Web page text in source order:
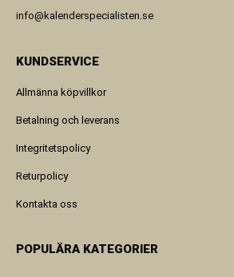
info@kalenderspecialisten.se
KUNDSERVICE
Allmänna köpvillkor
Betalning och leverans
Integritetspolicy
Returpolicy
Kontakta oss
POPULÄRA KATEGORIER